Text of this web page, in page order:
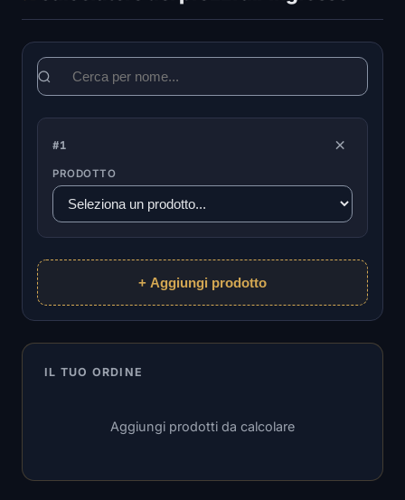
#1 ×
PRODOTTO
+ Aggiungi prodotto
IL TUO ORDINE
Aggiungi prodotti da calcolare